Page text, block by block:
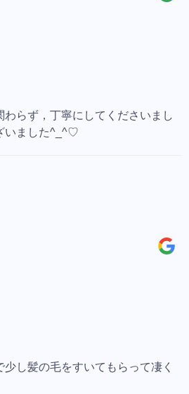
らず，丁寧にしてくださいまし
いました^_^♡
し髪の毛をすいてもらって凄く